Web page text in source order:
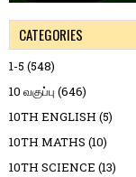
CATEGORIES
1-5 (548)
10 வகுப்பு (646)
10TH ENGLISH (5)
10TH MATHS (10)
10TH SCIENCE (13)